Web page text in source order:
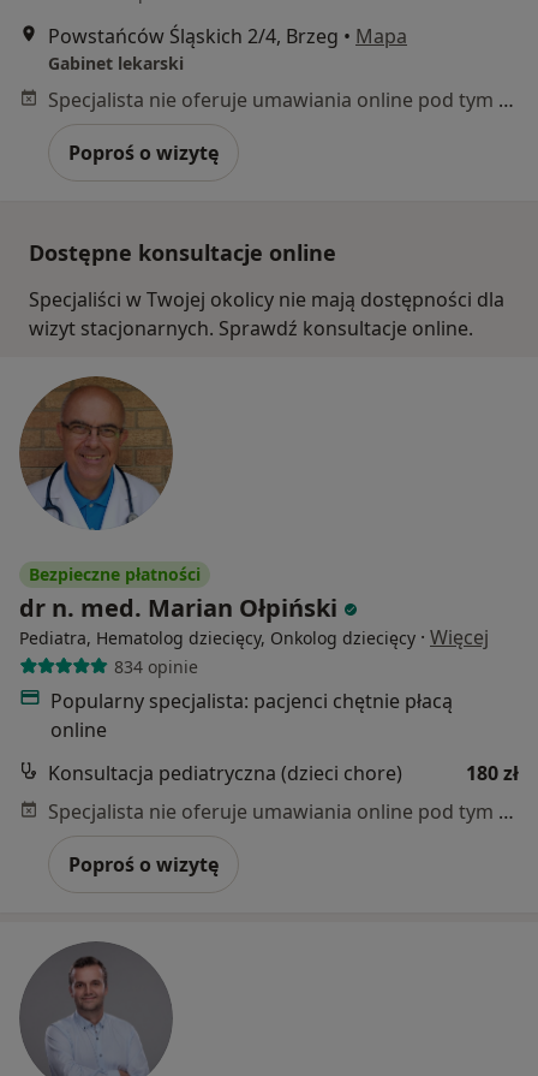
Powstańców Śląskich 2/4, Brzeg • Mapa
Gabinet lekarski
Specjalista nie oferuje umawiania online pod tym adresem.
Poproś o wizytę
Dostępne konsultacje online
Specjaliści w Twojej okolicy nie mają dostępności dla
wizyt stacjonarnych. Sprawdź konsultacje online.
Bezpieczne płatności
dr n. med. Marian Ołpiński
Pediatra, Hematolog dziecięcy, Onkolog dziecięcy · Więcej
834 opinie
Popularny specjalista: pacjenci chętnie płacą
online
Konsultacja pediatryczna (dzieci chore)
180 zł
Specjalista nie oferuje umawiania online pod tym adresem.
Poproś o wizytę